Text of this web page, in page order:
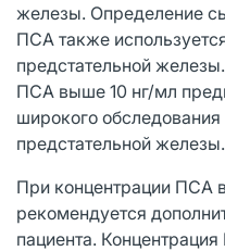
железы. Определение
ПСА также
предстательной
ПСА выше 10 нг/мл
широкого
предстательной железы.
При концентрации ПСА
рекомендуется
пациента.